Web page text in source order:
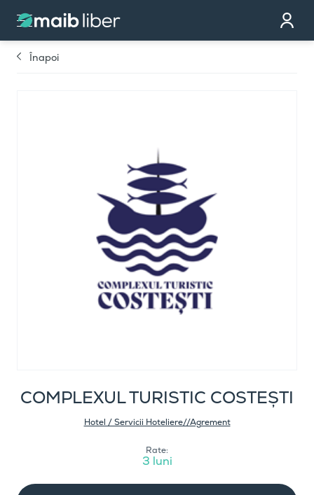
Contact
Devino partener
Înapoi
COMPLEXUL TURISTIC COSTEȘTI
Hotel / Servicii Hoteliere//Agrement
Rate:
3 luni